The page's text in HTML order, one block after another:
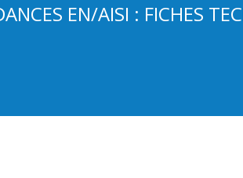
EN/AISI : FICHES